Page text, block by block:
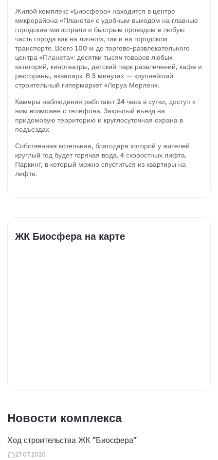
Жилой комплекс «Биосфера» находится в центре
микрорайона «Планета» с удобным выходом на главные
городские магистрали и быстрым проездом в любую
часть города как на личном, так и на городском
транспорте. Всего 100 м до торгово-развлекательного
центра «Планета»: десятки тысяч товаров любых
категорий, кинотеатры, детский парк развлечений, кафе и
рестораны, аквапарк. В 5 минутах — крупнейший
строительный гипермаркет «Леруа Мерлен».
Камеры наблюдения работают 24 часа в сутки, доступ к
ним возможен с телефона. Закрытый въезд на
придомовую территорию и круглосуточная охрана в
подъездах.
Собственная котельная, благодаря которой у жителей
круглый год будет горячая вода. 4 скоростных лифта.
Паркинг, в который можно спуститься из квартиры на
лифте.
ЖК Биосфера на карте
Новости комплекса
Ход строительства ЖК "Биосфера"
27.07.2020